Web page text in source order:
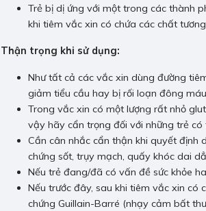
Trẻ bị dị ứng với một trong các thành
khi tiêm vắc xin có chứa các chất
Thận trọng khi sử dụng:
Như tất cả các vắc xin dùng đường
giảm tiểu cầu hay bị rối loạn đông
Trong vắc xin có một lượng rất nhỏ
vậy hãy cẩn trọng đối với những trẻ
Cần cân nhắc cẩn thận khi quyết định
chứng sốt, trụy mạch, quấy khóc dai
Nếu trẻ đang/đã có vấn đề sức khỏe
Nếu trước đây, sau khi tiêm vắc xin có
chứng Guillain-Barré (nhạy cảm bất